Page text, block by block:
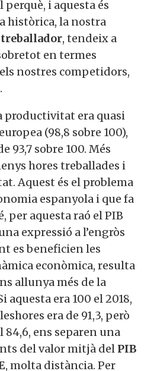
i aquesta és
històrica, la nostra
, tendeix a
en termes
nostres competidors,
productivitat era quasi
(98,8 sobre 100),
93,7 sobre 100. Més
hores treballades i
Aquest és el problema
espanyola i que fa
per aquesta raó el PIB
expressió a l’engròs
es beneficien les
econòmica, resulta
allunya més de la
aquesta era 100 el 2018,
era de 91,3, però
84,6, ens separen una
del valor mitjà del PIB
, molta distància. Per